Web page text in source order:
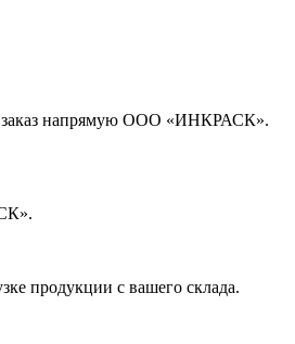
заказ напрямую ООО «ИНКРАСК».
продукции с вашего склада.